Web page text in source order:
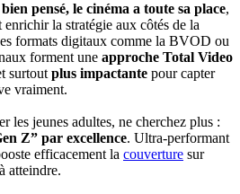
pensé, le cinéma a toute sa place,
la stratégie aux côtés de la
formats digitaux comme la BVOD ou
forment une approche Total Video
surtoutplus impactante pour capter
vraiment.
les jeunes adultes, ne cherchez plus :
Z” par excellence. Ultra-performant
efficacement la couverture sur
atteindre.